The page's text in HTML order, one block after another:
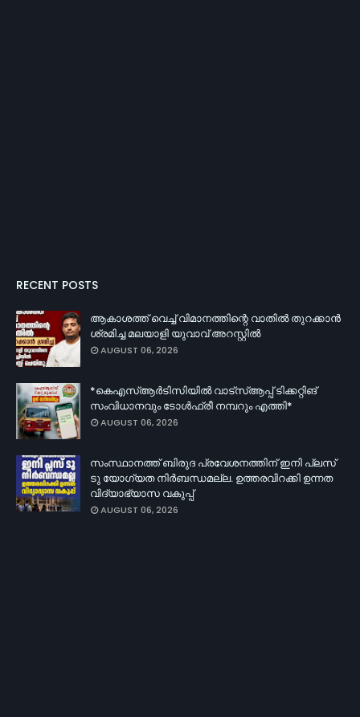
RECENT POSTS
ആകാശത്ത് വെച്ച് വിമാനത്തിന്റെ വാതിൽ തുറക്കാൻ
ശ്രമിച്ച മലയാളി യുവാവ് അറസ്റ്റിൽ
AUGUST 06, 2026
*കെഎസ്ആര്‍ടിസിയിൽ വാട്‌സ്ആപ്പ് ടിക്കറ്റിങ്
സംവിധാനവും ടോൾഫ്രീ നമ്പറും എത്തി*
AUGUST 06, 2026
സംസ്ഥാനത്ത് ബിരുദ പ്രവേശനത്തിന് ഇനി പ്ലസ്
ടു യോഗ്യത നിർബന്ധമല്ല. ഉത്തരവിറക്കി ഉന്നത
വിദ്യാഭ്യാസ വകുപ്പ്
AUGUST 06, 2026